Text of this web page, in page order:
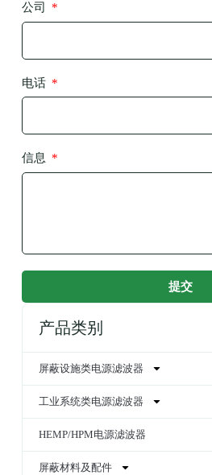
公司
电话
信息
提交
产品类别
屏蔽设施类电源滤波器
工业系统类电源滤波器
HEMP/HPM电源滤波器
屏蔽材料及配件